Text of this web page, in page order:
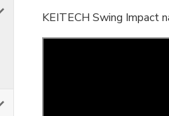
KEITECH Swing Impact